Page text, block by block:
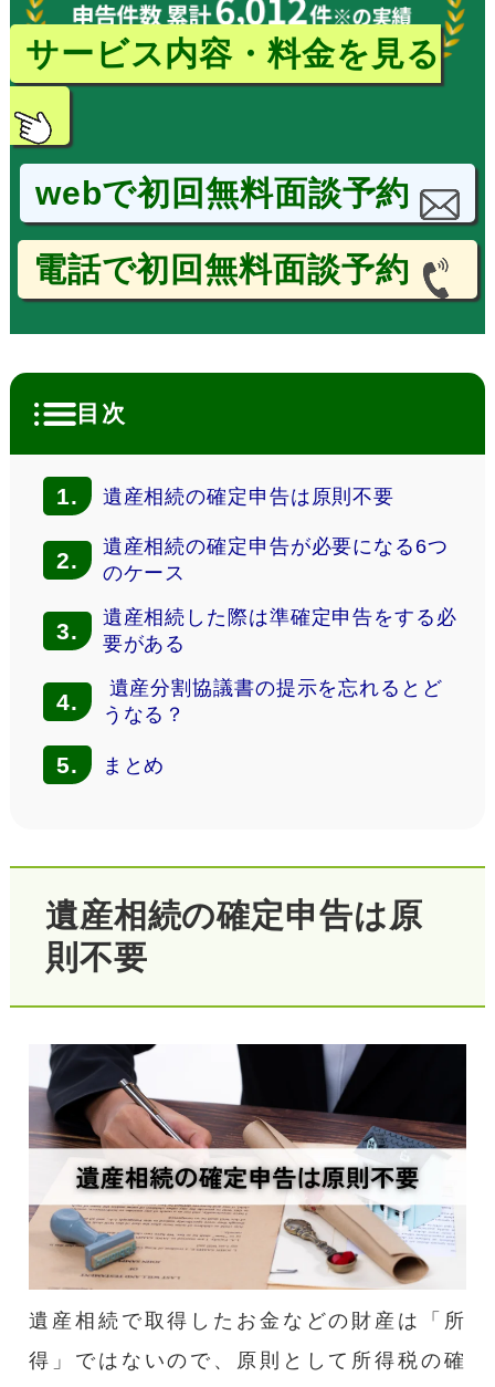
サービス内容・料金を見る
webで初回無料面談予約
電話で初回無料面談予約
目次
1. 遺産相続の確定申告は原則不要
2.
遺産相続の確定申告が必要になる6つ
のケース
3.
遺産相続した際は準確定申告をする必
要がある
4.
遺産分割協議書の提示を忘れるとど
うなる？
5. まとめ
遺産相続の確定申告は原
則不要
遺産相続で取得したお金などの財産は「所
得」ではないので、原則として所得税の確